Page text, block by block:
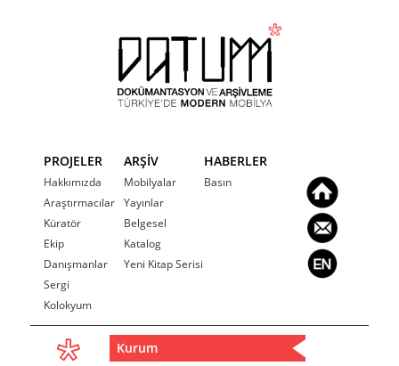
PROJELER
Hakkımızda
Araştırmacılar
Küratör
Ekip
Danışmanlar
Sergi
Kolokyum
ARŞİV
Mobilyalar
Yayınlar
Belgesel
Katalog
Yeni Kitap Serisi
HABERLER
Basın
Kurum